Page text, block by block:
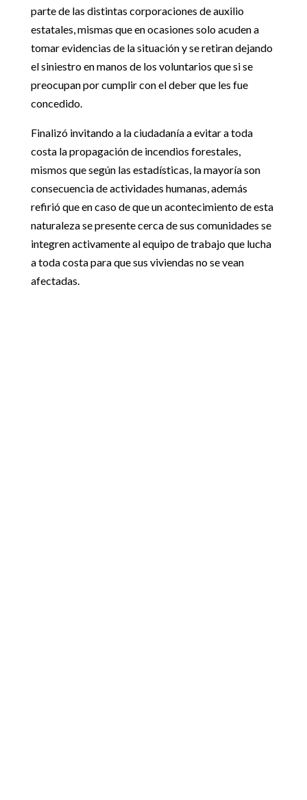
parte de las distintas corporaciones de auxilio
estatales, mismas que en ocasiones solo acuden a
tomar evidencias de la situación y se retiran dejando
el siniestro en manos de los voluntarios que si se
preocupan por cumplir con el deber que les fue
concedido.
Finalizó invitando a la ciudadanía a evitar a toda
costa la propagación de incendios forestales,
mismos que según las estadísticas, la mayoría son
consecuencia de actividades humanas, además
refirió que en caso de que un acontecimiento de esta
naturaleza se presente cerca de sus comunidades se
integren activamente al equipo de trabajo que lucha
a toda costa para que sus viviendas no se vean
afectadas.